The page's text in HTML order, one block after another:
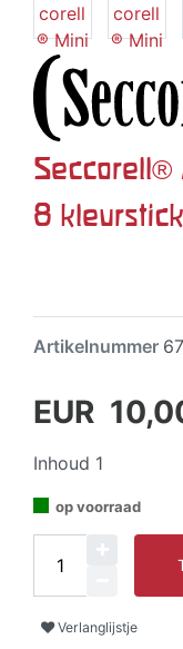
Seccorell®
8
Artikelnummer
EUR
Inhoud 1
op voorraad
Verlanglijstje